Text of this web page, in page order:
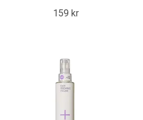
159 kr